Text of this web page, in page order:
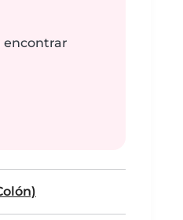
encontrar